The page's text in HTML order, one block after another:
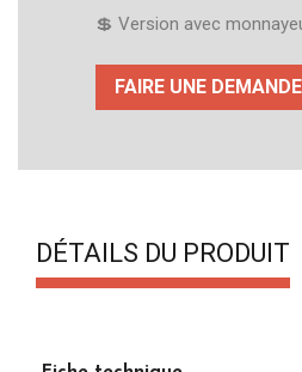
💲 Version avec
FAIRE UNE
DÉTAILS DU PRODUIT